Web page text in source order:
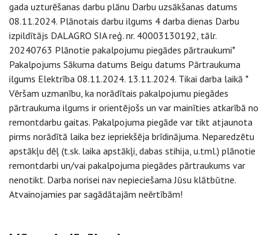
gada uzturēšanas darbu plānu Darbu uzsākšanas datums
08.11.2024. Plānotais darbu ilgums 4 darba dienas Darbu
izpildītājs DALAGRO SIA reģ. nr. 40003130192, tālr.
20240763 Plānotie pakalpojumu piegādes pārtraukumi*
Pakalpojums Sākuma datums Beigu datums Pārtraukuma
ilgums Elektrība 08.11.2024. 13.11.2024. Tikai darba laikā *
Vēršam uzmanību, ka norādītais pakalpojumu piegādes
pārtraukuma ilgums ir orientējošs un var mainīties atkarībā no
remontdarbu gaitas. Pakalpojuma piegāde var tikt atjaunota
pirms norādītā laika bez iepriekšēja brīdinājuma. Neparedzētu
apstākļu dēļ (t.sk. laika apstākļi, dabas stihija, u.tml.) plānotie
remontdarbi un/vai pakalpojuma piegādes pārtraukums var
nenotikt. Darba norisei nav nepieciešama Jūsu klātbūtne.
Atvainojamies par sagādātajām neērtībām!